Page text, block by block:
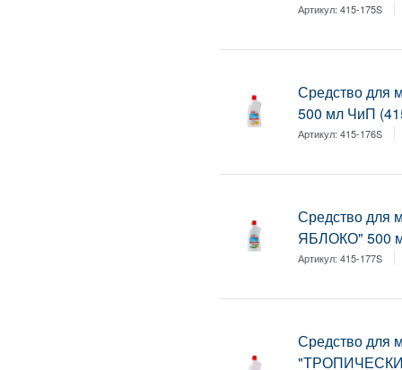
Артикул:415-175S
Средство для
500 мл ЧиП
Артикул:415-176S
Средство для
ЯБЛОКО" 500
Артикул:415-177S
Средство для